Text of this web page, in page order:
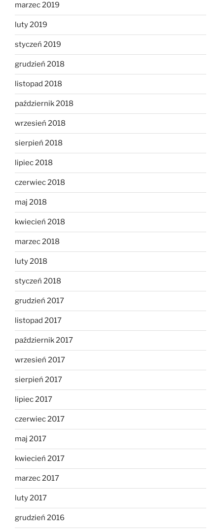
marzec 2019
luty 2019
styczeń 2019
grudzień 2018
listopad 2018
październik 2018
wrzesień 2018
sierpień 2018
lipiec 2018
czerwiec 2018
maj 2018
kwiecień 2018
marzec 2018
luty 2018
styczeń 2018
grudzień 2017
listopad 2017
październik 2017
wrzesień 2017
sierpień 2017
lipiec 2017
czerwiec 2017
maj 2017
kwiecień 2017
marzec 2017
luty 2017
grudzień 2016